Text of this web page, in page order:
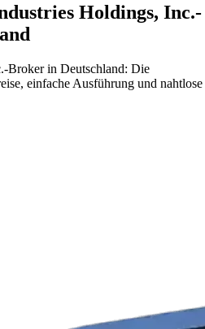
Holdings, Inc.-
Broker in Deutschland: Die
einfache Ausführung und nahtlose